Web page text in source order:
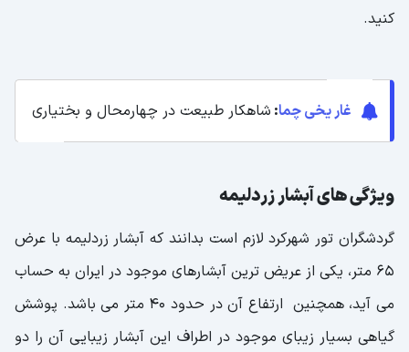
کنید.
غار یخی چما: شاهکار طبیعت در چهارمحال و بختیاری
ویژگی های آبشار زردلیمه
گردشگران تور شهرکرد لازم است بدانند که آبشار زردلیمه با عرض
65 متر، یکی از عریض ترین آبشارهای موجود در ایران به حساب
می آید، همچنین ارتفاع آن در حدود 40 متر می باشد. پوشش
گیاهی بسیار زیبای موجود در اطراف این آبشار زیبایی آن را دو